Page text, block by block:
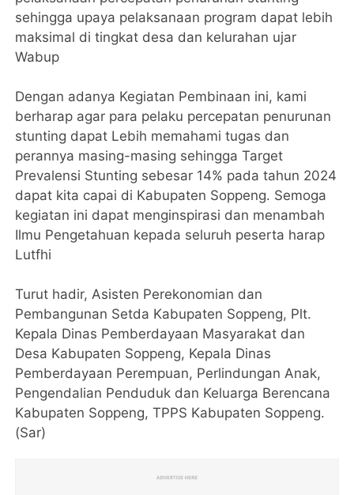
sehingga upaya pelaksanaan program dapat lebih
maksimal di tingkat desa dan kelurahan ujar
Wabup
Dengan adanya Kegiatan Pembinaan ini, kami
berharap agar para pelaku percepatan penurunan
stunting dapat Lebih memahami tugas dan
perannya masing-masing sehingga Target
Prevalensi Stunting sebesar 14% pada tahun 2024
dapat kita capai di Kabupaten Soppeng. Semoga
kegiatan ini dapat menginspirasi dan menambah
Ilmu Pengetahuan kepada seluruh peserta harap
Lutfhi
Turut hadir, Asisten Perekonomian dan
Pembangunan Setda Kabupaten Soppeng, Plt.
Kepala Dinas Pemberdayaan Masyarakat dan
Desa Kabupaten Soppeng, Kepala Dinas
Pemberdayaan Perempuan, Perlindungan Anak,
Pengendalian Penduduk dan Keluarga Berencana
Kabupaten Soppeng, TPPS Kabupaten Soppeng.
(Sar)